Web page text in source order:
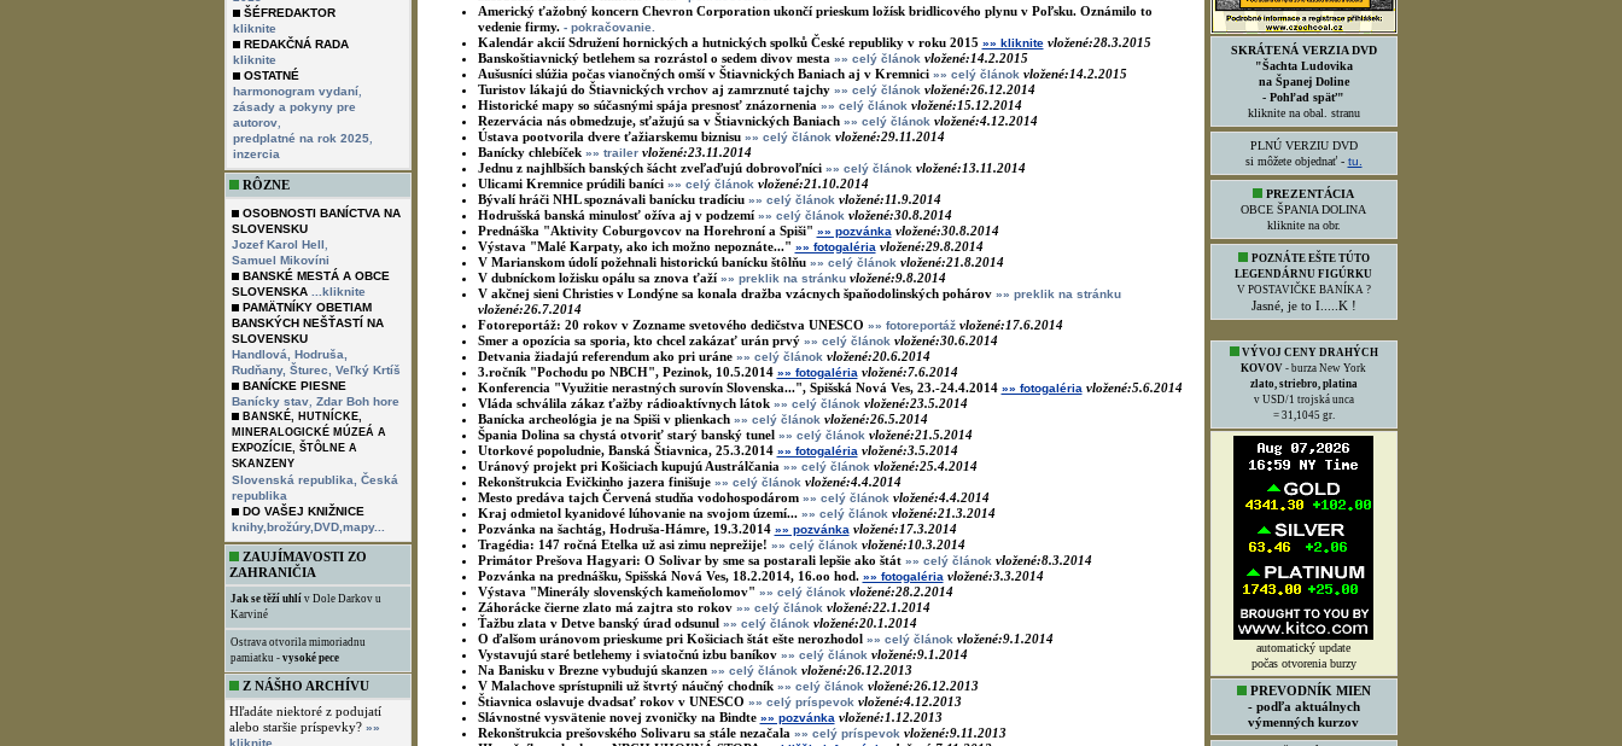
ŠÉFREDAKTOR
kliknite
REDAKČNÁ RADA
kliknite
OSTATNÉ
harmonogram vydaní,
zásady a pokyny pre
autorov,
predplatné na rok 2025,
inzercia
RÔZNE
OSOBNOSTI BANÍCTVA NA
SLOVENSKU
Jozef Karol Hell
Samuel Mikovíni
BANSKÉ MESTÁ A OBCE
SLOVENSKA
...kliknite
PAMÄTNÍKY OBETIAM
BANSKÝCH NEŠŤASTÍ NA
SLOVENSKU
Handlová,
Hodruša,
Rudňany, Šturec,
Veľký Krtíš
BANÍCKE PIESNE
Banícky stav, Zdar Boh hore
BANSKÉ, HUTNÍCKE,
MINERALOGICKÉ MÚZEÁ A
EXPOZÍCIE, ŠTÔLNE A
SKANZENY
Slovenská republika,
Česká
republika
DO VAŠEJ KNIŽNICE
knihy,brožúry,DVD,mapy...
ZAUJÍMAVOSTI ZO
ZAHRANIČIA
Jak se těží uhlív Dole Darkov u
Karviné
Ostrava otvorila mimoriadnu
pamiatku -vysoké pece
Z NÁŠHO ARCHÍVU
Hľadáte niektoré z podujatí
alebo staršie príspevky? »»
kliknite
SKRÁTENÁ VERZIA DVD
"Šachta Ludovika
na Španej Doline
- Pohľad späť"
kliknite na obal. stranu
PLNÚ VERZIU DVD
si môžete objednať - tu.
PREZENTÁCIA
kliknite na obr.
POZNÁTE EŠTE TÚTO
LEGENDÁRNU FIGÚRKU
V POSTAVIČKE BANÍKA ?
Jasné, je to I.....K !
VÝVOJ CENY DRAHÝCH
KOVOV- burza New York
zlato, striebro, platina
v USD/1 trojská unca
= 31,1045 gr.
Americký ťažobný koncern Chevron Corporation ukončí prieskum ložísk bridlicového plynu v Poľsku. Oznámilo to
vedenie firmy. - pokračovanie.
Kalendár akcií Sdružení hornických a hutnických spolků České republiky v roku 2015 »» kliknite vložené:28.3.2015
Banskoštiavnický betlehem sa rozrástol o sedem divov mesta »» celý článok vložené:14.2.2015
Aušusníci slúžia počas vianočných omší v Štiavnických Baniach aj v Kremnici »» celý článok vložené:14.2.2015
Turistov lákajú do Štiavnických vrchov aj zamrznuté tajchy »» celý článok vložené:26.12.2014
Historické mapy so súčasnými spája presnosť znázornenia »» celý článok vložené:15.12.2014
Rezervácia nás obmedzuje, sťažujú sa v Štiavnických Baniach »» celý článok vložené:4.12.2014
Ústava pootvorila dvere ťažiarskemu biznisu »» celý článok vložené:29.11.2014
Banícky chlebíček »» trailer vložené:23.11.2014
Jednu z najhlbších banských šácht zveľaďujú dobrovoľníci »» celý článok vložené:13.11.2014
Ulicami Kremnice prúdili baníci »» celý článok vložené:21.10.2014
Bývalí hráči NHL spoznávali banícku tradíciu »» celý článok vložené:11.9.2014
Hodrušská banská minulosť ožíva aj v podzemí »» celý článok vložené:30.8.2014
Prednáška "Aktivity Coburgovcov na Horehroní a Spiši" »» pozvánka vložené:30.8.2014
Výstava "Malé Karpaty, ako ich možno nepoznáte..." »» fotogaléria vložené:29.8.2014
V Marianskom údolí požehnali historickú banícku štôlňu »» celý článok vložené:21.8.2014
V dubníckom ložisku opálu sa znova ťaží »» preklik na stránku vložené:9.8.2014
V akčnej sieni Christies v Londýne sa konala dražba vzácnych špaňodolinských pohárov »» preklik na stránku
vložené:26.7.2014
Fotoreportáž: 20 rokov v Zozname svetového dedičstva UNESCO »» fotoreportáž vložené:17.6.2014
Smer a opozícia sa sporia, kto chcel zakázať urán prvý »» celý článok vložené:30.6.2014
Detvania žiadajú referendum ako pri uráne »» celý článok vložené:20.6.2014
3.ročník "Pochodu po NBCH", Pezinok, 10.5.2014 »» fotogaléria vložené:7.6.2014
Konferencia "Využitie nerastných surovín Slovenska...", Spišská Nová Ves, 23.-24.4.2014 »» fotogaléria vložené:5.6.2014
Vláda schválila zákaz ťažby rádioaktívnych látok »» celý článok vložené:23.5.2014
Banícka archeológia je na Spiši v plienkach »» celý článok vložené:26.5.2014
Špania Dolina sa chystá otvoriť starý banský tunel »» celý článok vložené:21.5.2014
Utorkové popoludnie, Banská Štiavnica, 25.3.2014 »» fotogaléria vložené:3.5.2014
Uránový projekt pri Košiciach kupujú Austrálčania »» celý článok vložené:25.4.2014
Rekonštrukcia Evičkinho jazera finišuje »» celý článok vložené:4.4.2014
Mesto predáva tajch Červená studňa vodohospodárom »» celý článok vložené:4.4.2014
Kraj odmietol kyanidové lúhovanie na svojom území... »» celý článok vložené:21.3.2014
Pozvánka na šachtág, Hodruša-Hámre, 19.3.2014 »» pozvánka vložené:17.3.2014
Tragédia: 147 ročná Etelka už asi zimu neprežije! »» celý článok vložené:10.3.2014
Primátor Prešova Hagyari: O Solivar by sme sa postarali lepšie ako štát »» celý článok vložené:8.3.2014
Pozvánka na prednášku, Spišská Nová Ves, 18.2.2014, 16.oo hod. »» fotogaléria vložené:3.3.2014
Výstava "Minerály slovenských kameňolomov" »» celý článok vložené:28.2.2014
Záhorácke čierne zlato má zajtra sto rokov »» celý článok vložené:22.1.2014
Ťažbu zlata v Detve banský úrad odsunul »» celý článok vložené:20.1.2014
O ďalšom uránovom prieskume pri Košiciach štát ešte nerozhodol »» celý článok vložené:9.1.2014
Vystavujú staré betlehemy i sviatočnú izbu baníkov »» celý článok vložené:9.1.2014
Na Banisku v Brezne vybudujú skanzen »» celý článok vložené:26.12.2013
V Malachove sprístupnili už štvrtý náučný chodník »» celý článok vložené:26.12.2013
Štiavnica oslavuje dvadsať rokov v UNESCO »» celý príspevok vložené:4.12.2013
Slávnostné vysvätenie novej zvoničky na Bindte »» pozvánka vložené:1.12.2013
Rekonštrukcia prešovského Solivaru sa stále nezačala »» celý príspevok vložené:9.11.2013